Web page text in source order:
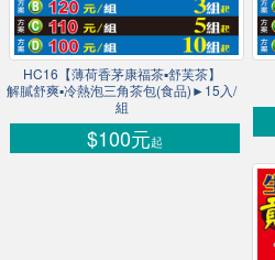
HC16【薄荷香茅康福茶▪舒芙茶】
解膩舒爽▪冷熱泡三角茶包(食品)►15入/
組
$100元起